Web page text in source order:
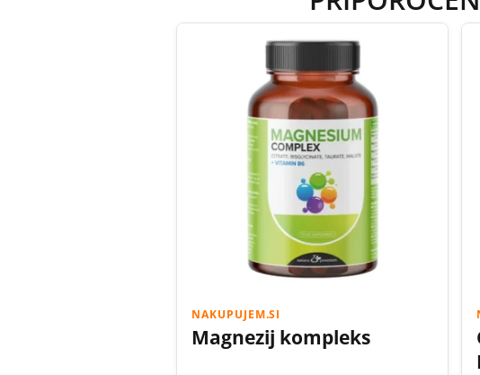
NAKUPUJEM.SI
Magnezij kompleks